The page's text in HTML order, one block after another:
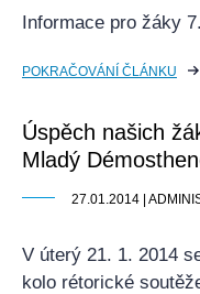
Informace pro žáky
POKRAČOVÁNÍ ČLÁNKU
Úspěch našich
Mladý
27.01.2014 |
V úterý 21. 1. 2014
kolo rétorické